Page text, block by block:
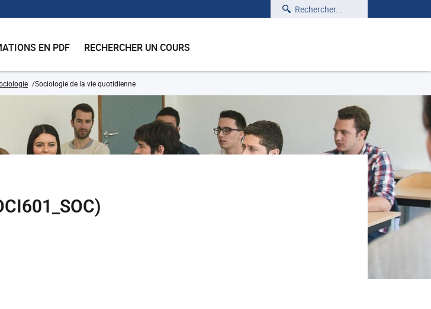
Rechercher
EN PDF RECHERCHER UN COURS
Sociologie de la vie quotidienne